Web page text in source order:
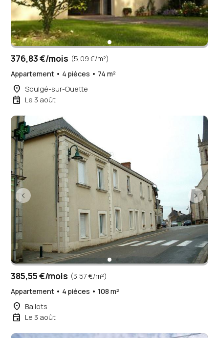
376,83 €/mois (5,09 €/m²)
Appartement • 4 pièces • 74 m²
place Soulgé-sur-Ouette
event Le 3 août
385,55 €/mois (3,57 €/m²)
Appartement • 4 pièces • 108 m²
place Ballots
event Le 3 août